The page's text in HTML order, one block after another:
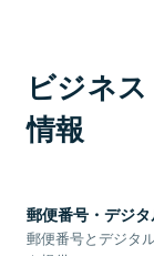
ビジネ
情報
郵便番号・デジ
郵便番号とデジタ